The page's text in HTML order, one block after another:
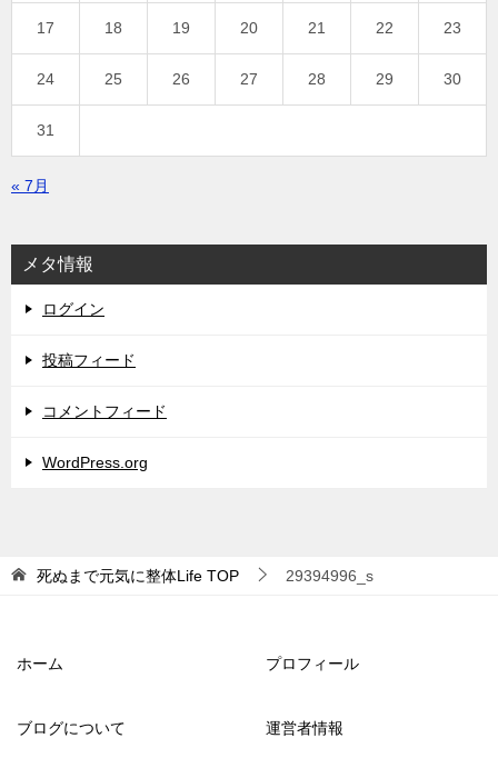
17 18 19 20 21 22 23
24 25 26 27 28 29 30
31
« 7月
メタ情報
ログイン
投稿フィード
コメントフィード
WordPress.org
死ぬまで元気に整体Life TOP 29394996_s
ホーム プロフィール
ブログについて 運営者情報